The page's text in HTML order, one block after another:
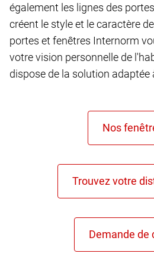
également les lignes des
créent le style et le caractère
portes et fenêtres Internorm
votre vision personnelle de
dispose de la solution adaptée